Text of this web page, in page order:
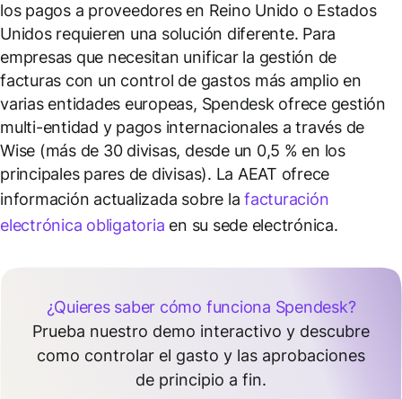
los pagos a proveedores en Reino Unido o Estados
Unidos requieren una solución diferente. Para
empresas que necesitan unificar la gestión de
facturas con un control de gastos más amplio en
varias entidades europeas, Spendesk ofrece gestión
multi-entidad y pagos internacionales a través de
Wise (más de 30 divisas, desde un 0,5 % en los
principales pares de divisas). La AEAT ofrece
información actualizada sobre lafacturación
electrónica obligatoria en su sede electrónica.
¿Quieres saber cómo funciona Spendesk?
Prueba nuestro demo interactivo y descubre
como controlar el gasto y las aprobaciones
de principio a fin.